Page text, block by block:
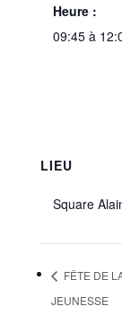
Heure :
09:45 à
LIEU
Square
FÊTE DE
JEUNESSE